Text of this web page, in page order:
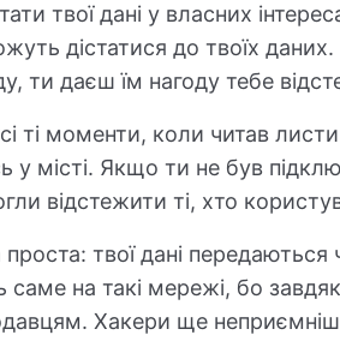
твої дані у власних
дістатися до твоїх
ти даєш їм нагоду тебе
ті моменти, коли читав
у місті. Якщо ти не був
відстежити ті, хто
твої дані
на такі мережі, бо
Хакери ще